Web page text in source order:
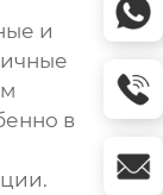
и
в